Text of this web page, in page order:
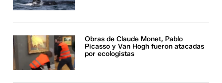
Obras de Claude Monet, Pablo
Picasso y Van Hogh fueron atacadas
por ecologistas